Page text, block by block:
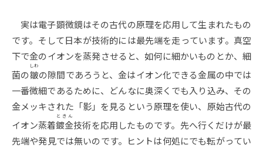
実は電子顕微鏡はその古代の原理を応用して生まれたもの
です。そして日本が技術的には最先端を走っています。真空
下で金のイオンを蒸発させると、如何に細かいものとか、細
菌の皺
しわ
の隙間であろうと、金はイオン化できる金属の中では
一番微細であるために、どんなに奥深くでも入り込み、その
金メッキされた「影」を見るという原理を使い、原始古代の
イオン蒸着鍍金
ときん
技術を応用したものです。先へ行くだけが最
先端や発見では無いのです。ヒントは何処にでも転がってい